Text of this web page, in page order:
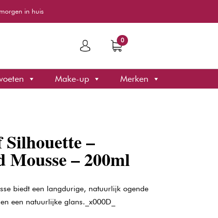
in huis
0
Make-up Merken
–
– 200ml
biedt een langdurige, natuurlijk ogende
een natuurlijke glans._x000D_